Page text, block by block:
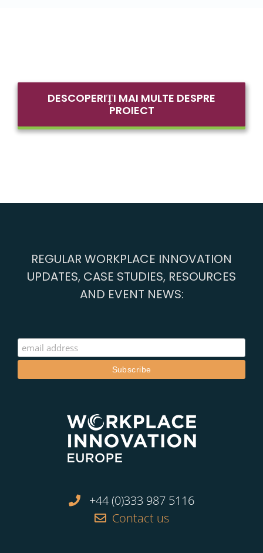
DESCOPERIȚI MAI MULTE DESPRE
PROIECT
REGULAR WORKPLACE INNOVATION
UPDATES, CASE STUDIES, RESOURCES
AND EVENT NEWS:
+44 (0)333 987 5116
Contact us